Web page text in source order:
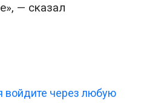
— сказал
войдите через любую